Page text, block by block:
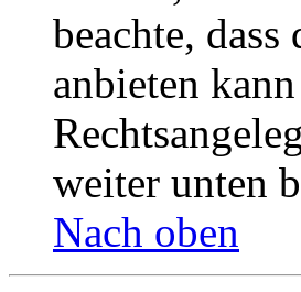
beachte,
anbieten
weiter unten
Nach oben